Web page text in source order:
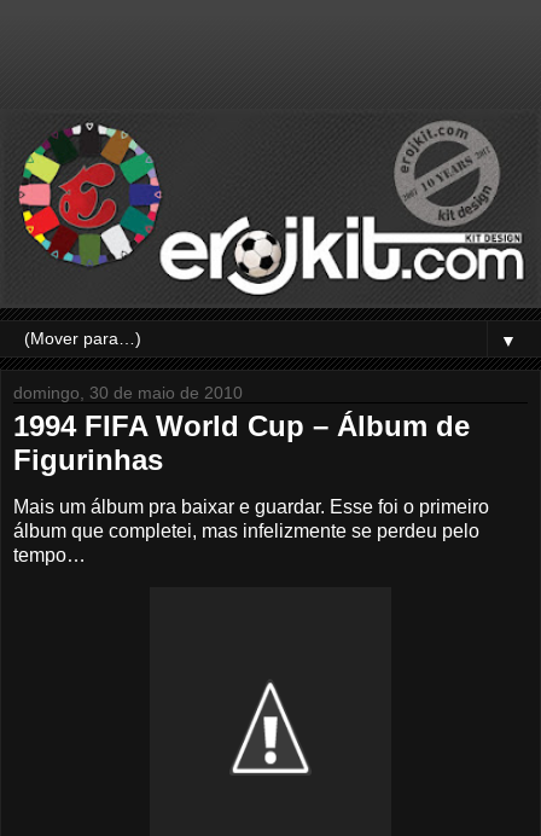
▼
domingo, 30 de maio de 2010
1994 FIFA World Cup – Álbum de
Figurinhas
Mais um álbum pra baixar e guardar. Esse foi o primeiro
álbum que completei, mas infelizmente se perdeu pelo
tempo…